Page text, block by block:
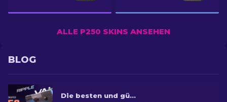
ALLE P250 SKINS ANSEHEN
BLOG
Die besten und günstigsten P250-Skins in CS2 [2026]